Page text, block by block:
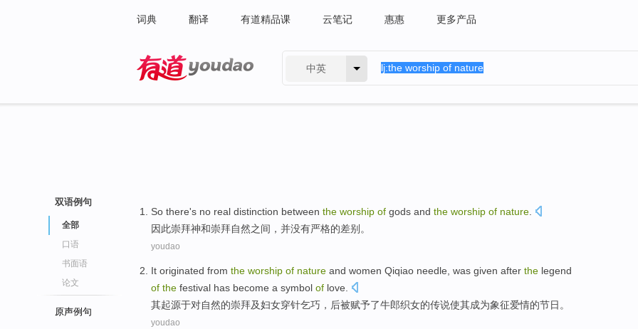
词典 翻译 有道精品课 云笔记 惠惠 更多产品
中英
双语例句
全部
口语
书面语
论文
原声例句
So there's no real distinction between the worship of gods and the worship of nature
因此崇拜神和崇拜自然之间，并没有严格的差别。
youdao
It originated from the worship of nature and women Qiqiao needle was given after the legend
of the festival has become a symbol of love
其起源于对自然的崇拜及妇女穿针乞巧， 后被赋予了牛郎织女的传说使其成为象征爱情的节日 。
youdao